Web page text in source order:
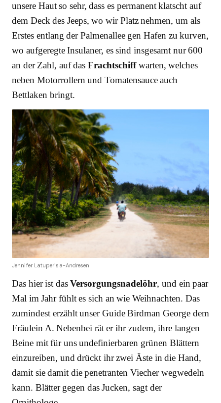
unsere Haut so sehr, dass es permanent klatscht auf
dem Deck des Jeeps, wo wir Platz nehmen, um als
Erstes entlang der Palmenallee gen Hafen zu kurven,
wo aufgeregte Insulaner, es sind insgesamt nur 600
an der Zahl, auf dasFrachtschiffwarten, welches
neben Motorrollern und Tomatensauce auch
Bettlaken bringt.
Jennifer Latuperisa-Andresen
Das hier ist dasVersorgungsnadelöhr, und ein paar
Mal im Jahr fühlt es sich an wie Weihnachten. Das
zumindest erzählt unser Guide Birdman George dem
Fräulein A. Nebenbei rät er ihr zudem, ihre langen
Beine mit für uns undefinierbaren grünen Blättern
einzureiben, und drückt ihr zwei Äste in die Hand,
damit sie damit die penetranten Viecher wegwedeln
kann. Blätter gegen das Jucken, sagt der